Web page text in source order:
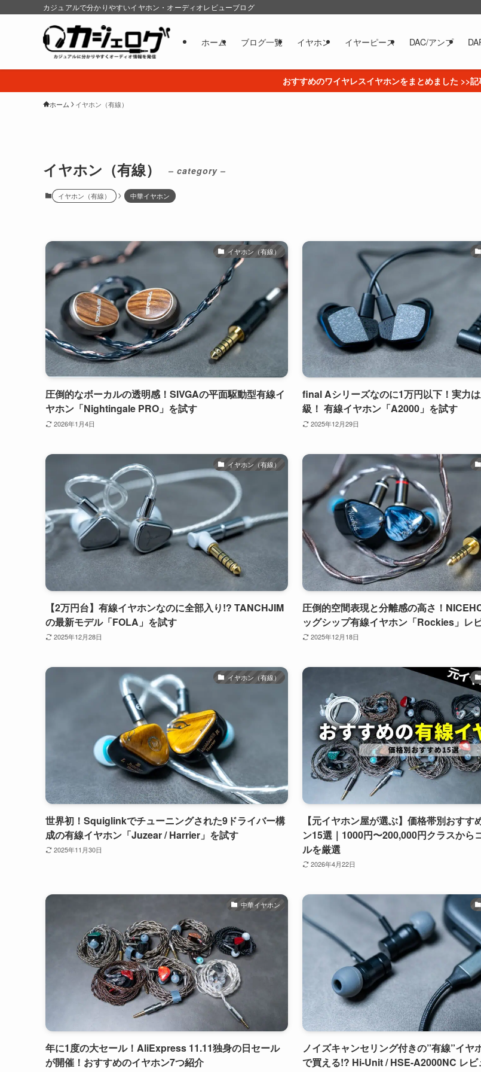
カジュアルで分かりやすいイヤホン・オーディオレビューブログ
ホーム ブログ一覧 イヤホン イヤーピース DAC/アンプ
おすすめのワイヤレスイヤホンをまとめました >>
ホーム イヤホン（有線）
イヤホン（有線） – category –
イヤホン（有線） 中華イヤホン
イヤホン（有線）
圧倒的なボーカルの透明感！SIVGAの平面駆動型有線イ
ヤホン「Nightingale PRO」を試す
2026年1月4日
final Aシリーズなのに1万円以下！実力
級！ 有線イヤホン「A2000」を試す
2025年12月29日
イヤホン（有線）
【2万円台】有線イヤホンなのに全部入り!? TANCHJIM
の最新モデル「FOLA」を試す
2025年12月28日
圧倒的空間表現と分離感の高さ！
ッグシップ有線イヤホン「Rockies」レ
2025年12月18日
イヤホン（有線）
世界初！Squiglinkでチューニングされた9ドライバー構
成の有線イヤホン「Juzear / Harrier」を試す
2025年11月30日
【元イヤホン屋が選ぶ】価格帯別おすす
ン15選｜1000円〜200,000円クラスから
ルを厳選
2026年4月22日
中華イヤホン
年に1度の大セール！AliExpress 11.11独身の日セール
が開催！おすすめのイヤホン7つ紹介
ノイズキャンセリング付きの”有線”イヤ
で買える!? Hi-Unit / HSE-A2000NC レビ